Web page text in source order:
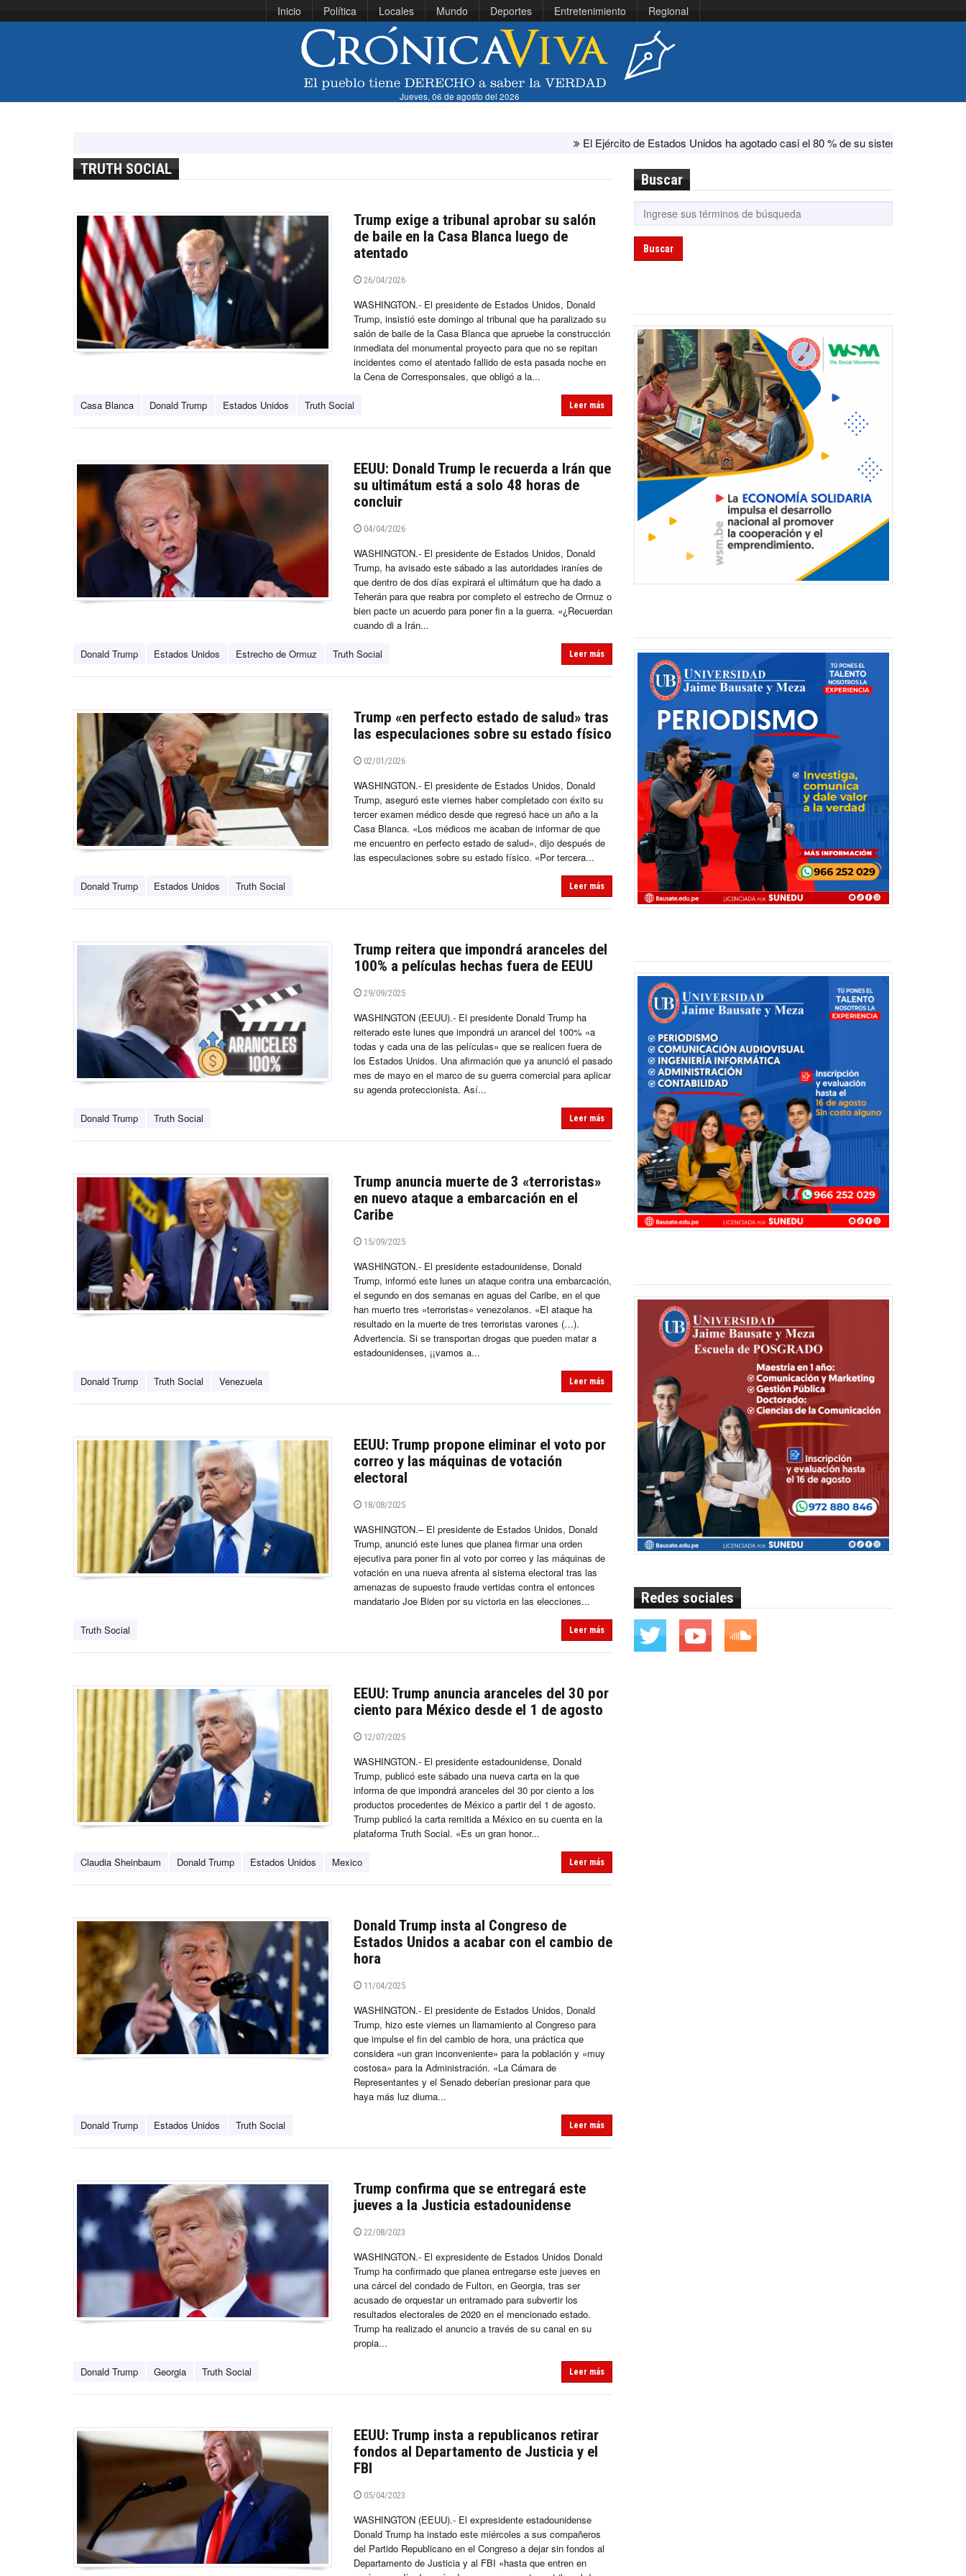
Inicio Política Locales Mundo Deportes Entretenimiento Regional
Jueves, 06 de agosto del 2026
El Ejército de Estados Unidos ha agotado casi el 80 % de su sistema antimisiles, según CNN
TRUTH SOCIAL
Trump exige a tribunal aprobar su salón
de baile en la Casa Blanca luego de
atentado
26/04/2026
WASHINGTON.- El presidente de Estados Unidos, Donald
Trump, insistió este domingo al tribunal que ha paralizado su
salón de baile de la Casa Blanca que apruebe la construcción
inmediata del monumental proyecto para que no se repitan
incidentes como el atentado fallido de esta pasada noche en
la Cena de Corresponsales, que obligó a la...
Casa Blanca Donald Trump Estados Unidos Truth Social Leer más
EEUU: Donald Trump le recuerda a Irán que
su ultimátum está a solo 48 horas de
concluir
04/04/2026
WASHINGTON.- El presidente de Estados Unidos, Donald
Trump, ha avisado este sábado a las autoridades iraníes de
que dentro de dos días expirará el ultimátum que ha dado a
Teherán para que reabra por completo el estrecho de Ormuz o
bien pacte un acuerdo para poner fin a la guerra. «¿Recuerdan
cuando di a Irán...
Donald Trump Estados Unidos Estrecho de Ormuz Truth Social Leer más
Trump «en perfecto estado de salud» tras
las especulaciones sobre su estado físico
02/01/2026
WASHINGTON.- El presidente de Estados Unidos, Donald
Trump, aseguró este viernes haber completado con éxito su
tercer examen médico desde que regresó hace un año a la
Casa Blanca. «Los médicos me acaban de informar de que
me encuentro en perfecto estado de salud», dijo después de
las especulaciones sobre su estado físico. «Por tercera...
Donald Trump Estados Unidos Truth Social Leer más
Trump reitera que impondrá aranceles del
100% a películas hechas fuera de EEUU
29/09/2025
WASHINGTON (EEUU).- El presidente Donald Trump ha
reiterado este lunes que impondrá un arancel del 100% «a
todas y cada una de las películas» que se realicen fuera de
los Estados Unidos. Una afirmación que ya anunció el pasado
mes de mayo en el marco de su guerra comercial para aplicar
su agenda proteccionista. Así...
Donald Trump Truth Social Leer más
Trump anuncia muerte de 3 «terroristas»
en nuevo ataque a embarcación en el
Caribe
15/09/2025
WASHINGTON.- El presidente estadounidense, Donald
Trump, informó este lunes un ataque contra una embarcación,
el segundo en dos semanas en aguas del Caribe, en el que
han muerto tres «terroristas» venezolanos. «El ataque ha
resultado en la muerte de tres terroristas varones (…).
Advertencia. Si se transportan drogas que pueden matar a
estadounidenses, ¡¡vamos a...
Donald Trump Truth Social Venezuela Leer más
EEUU: Trump propone eliminar el voto por
correo y las máquinas de votación
electoral
18/08/2025
WASHINGTON.– El presidente de Estados Unidos, Donald
Trump, anunció este lunes que planea firmar una orden
ejecutiva para poner fin al voto por correo y las máquinas de
votación en una nueva afrenta al sistema electoral tras las
amenazas de supuesto fraude vertidas contra el entonces
mandatario Joe Biden por su victoria en las elecciones...
Truth Social Leer más
EEUU: Trump anuncia aranceles del 30 por
ciento para México desde el 1 de agosto
12/07/2025
WASHINGTON.- El presidente estadounidense, Donald
Trump, publicó este sábado una nueva carta en la que
informa de que impondrá aranceles del 30 por ciento a los
productos procedentes de México a partir del 1 de agosto.
Trump publicó la carta remitida a México en su cuenta en la
plataforma Truth Social. «Es un gran honor...
Claudia Sheinbaum Donald Trump Estados Unidos Mexico Leer más
Donald Trump insta al Congreso de
Estados Unidos a acabar con el cambio de
hora
11/04/2025
WASHINGTON.- El presidente de Estados Unidos, Donald
Trump, hizo este viernes un llamamiento al Congreso para
que impulse el fin del cambio de hora, una práctica que
considera «un gran inconveniente» para la población y «muy
costosa» para la Administración. «La Cámara de
Representantes y el Senado deberían presionar para que
haya más luz diurna...
Donald Trump Estados Unidos Truth Social Leer más
Trump confirma que se entregará este
jueves a la Justicia estadounidense
22/08/2023
WASHINGTON.- El expresidente de Estados Unidos Donald
Trump ha confirmado que planea entregarse este jueves en
una cárcel del condado de Fulton, en Georgia, tras ser
acusado de orquestar un entramado para subvertir los
resultados electorales de 2020 en el mencionado estado.
Trump ha realizado el anuncio a través de su canal en su
propia...
Donald Trump Georgia Truth Social Leer más
EEUU: Trump insta a republicanos retirar
fondos al Departamento de Justicia y el
FBI
05/04/2023
WASHINGTON (EEUU).- El expresidente estadounidense
Donald Trump ha instado este miércoles a sus compañeros
del Partido Republicano en el Congreso a dejar sin fondos al
Departamento de Justicia y al FBI «hasta que entren en
Buscar
Buscar
Redes sociales